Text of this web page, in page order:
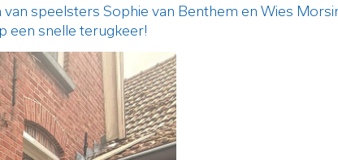
speelsters Sophie van Benthem en Wies
een snelle terugkeer!